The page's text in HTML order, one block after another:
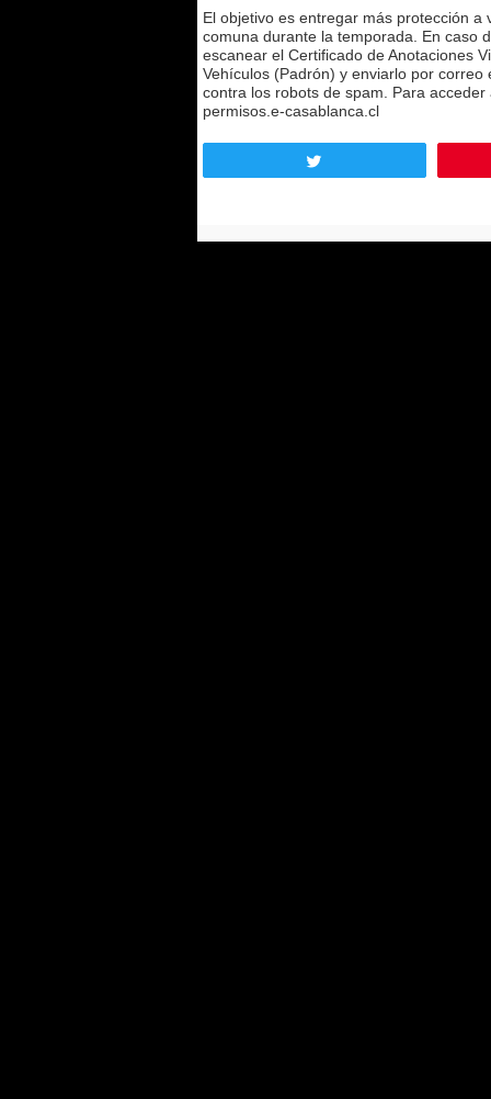
El objetivo es entregar más protección
comuna durante la temporada. En caso
escanear el Certificado de Anotaciones
Vehículos (Padrón) y enviarlo por
contra los robots de spam. Para
permisos.e-casablanca.cl